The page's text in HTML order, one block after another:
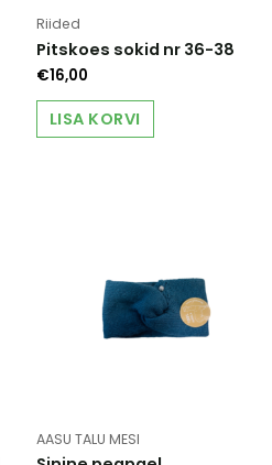
Riided
Pitskoes sokid nr 36-38
€16,00
LISA KORVI
AASU TALU MESI